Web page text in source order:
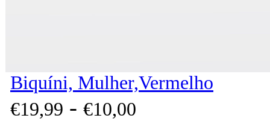
Biquíni, Mulher,Vermelho
€19,99 - €10,00